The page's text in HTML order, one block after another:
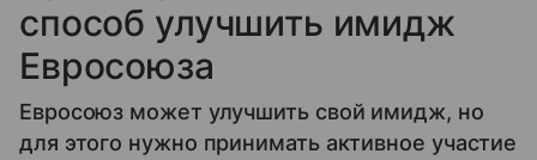
способ улучшить имидж
Евросоюза
Евросоюз может улучшить свой имидж, но
для этого нужно принимать активное участие